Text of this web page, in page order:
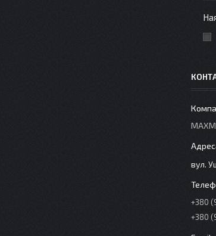
вул.
+380
+380